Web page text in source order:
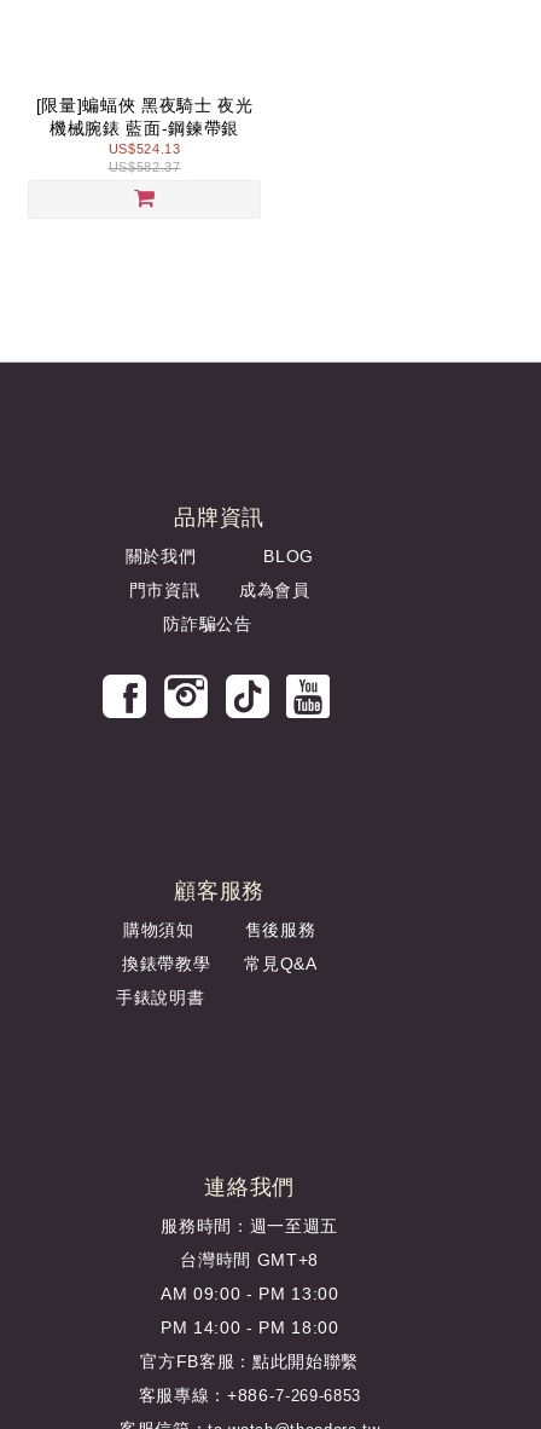
[限量]蝙蝠俠 黑夜騎士 夜光
機械腕錶 藍面-鋼鍊帶銀
US$524.13
US$582.37
品牌資訊
關於我們
BLOG
門市資訊
成為會員
防詐騙公告
顧客服務
購物須知 售後服務
換錶帶教學常見Q&A
手錶說明書
連絡我們
服務時間：週一至週五
台灣時間 GMT+8
AM 09:00 - PM 13:00
PM 14:00 - PM 18:00
官方FB客服：點此開始聯繫
客服專線：+886-7-269-6853